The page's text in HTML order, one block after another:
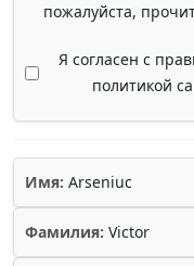
пожалуйста,
Я согласен с
политикой
Имя: Arseniuc
Фамилия: Victor